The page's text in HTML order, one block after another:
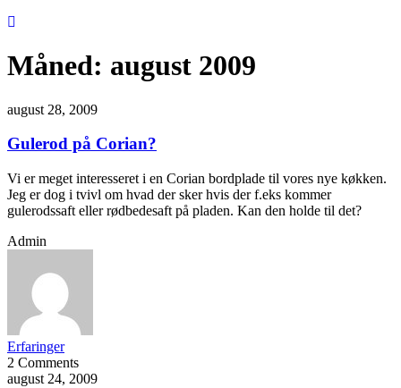
Måned: august 2009
august 28, 2009
Gulerod på Corian?
Vi er meget interesseret i en Corian bordplade til vores nye køkken.
Jeg er dog i tvivl om hvad der sker hvis der f.eks kommer
gulerodssaft eller rødbedesaft på pladen. Kan den holde til det?
Admin
Erfaringer
2 Comments
august 24, 2009